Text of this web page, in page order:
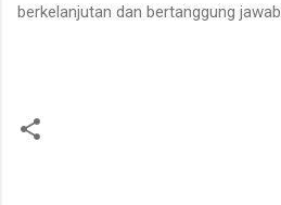
berkelanjutan dan bertanggung jawab.